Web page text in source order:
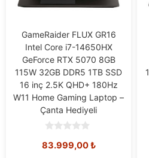
GameRaider FLUX GR16
Intel Core i7-14650HX
GeForce RTX 5070 8GB
115W 32GB DDR5 1TB SSD
16 inç 2.5K QHD+ 180Hz
W11 Home Gaming Laptop –
Çanta Hediyeli
o
83.999,00₺